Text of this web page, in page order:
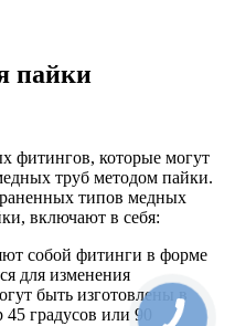
пайки
фитингов, которые могут
труб методом пайки.
типов медных
включают в себя:
собой фитинги в форме
для изменения
быть изготовлены в
градусов или 90